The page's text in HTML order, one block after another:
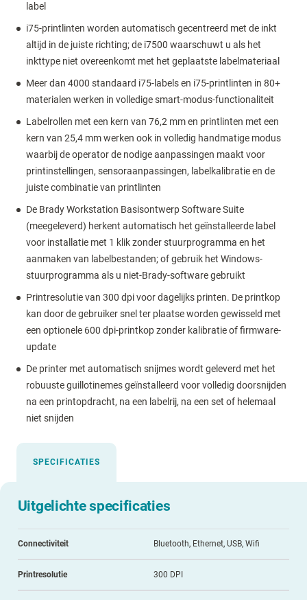
label
i75-printlinten worden automatisch gecentreerd met de inkt
altijd in de juiste richting; de i7500 waarschuwt u als het
inkttype niet overeenkomt met het geplaatste labelmateriaal
Meer dan 4000 standaard i75-labels en i75-printlinten in 80+
materialen werken in volledige smart-modus-functionaliteit
Labelrollen met een kern van 76,2 mm en printlinten met een
kern van 25,4 mm werken ook in volledig handmatige modus
waarbij de operator de nodige aanpassingen maakt voor
printinstellingen, sensoraanpassingen, labelkalibratie en de
juiste combinatie van printlinten
De Brady Workstation Basisontwerp Software Suite
(meegeleverd) herkent automatisch het geïnstalleerde label
voor installatie met 1 klik zonder stuurprogramma en het
aanmaken van labelbestanden; of gebruik het Windows-
stuurprogramma als u niet-Brady-software gebruikt
Printresolutie van 300 dpi voor dagelijks printen. De printkop
kan door de gebruiker snel ter plaatse worden gewisseld met
een optionele 600 dpi-printkop zonder kalibratie of firmware-
update
De printer met automatisch snijmes wordt geleverd met het
robuuste guillotinemes geïnstalleerd voor volledig doorsnijden
na een printopdracht, na een labelrij, na een set of helemaal
niet snijden
SPECIFICATIES
Uitgelichte specificaties
Connectiviteit Bluetooth, Ethernet, USB, Wifi
Printresolutie 300 DPI